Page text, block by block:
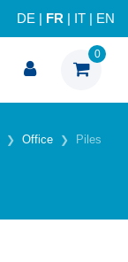
DE FR IT EN
0
Office Piles